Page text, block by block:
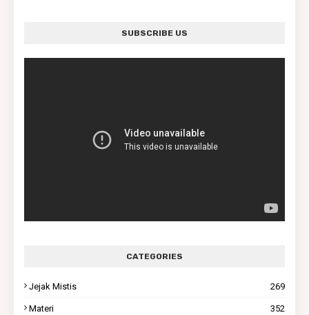
SUBSCRIBE US
CATEGORIES
Jejak Mistis 269
Materi 352